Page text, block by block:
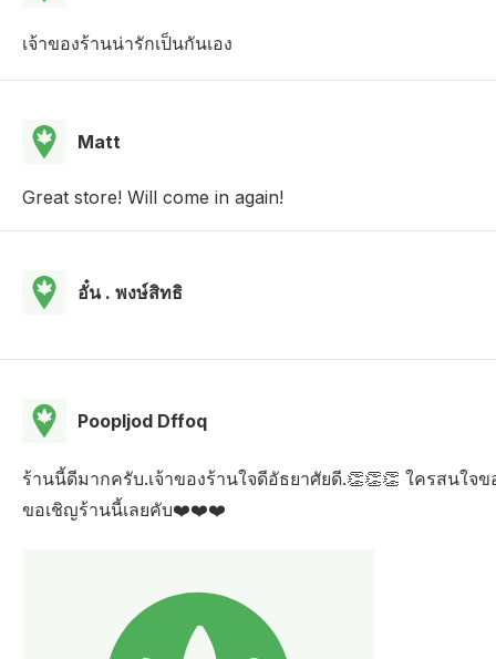
เจ้าของร้านน่ารักเป็นกันเอง
Matt
Great store! Will come in again!
อั๋น . พงษ์สิทธิ
Poopljod Dffoq
ร้านนี้ดีมากครับ.เจ้าของร้านใจดีอัธยาศัยดี.👏👏👏 ใครสนใจ
ขอเชิญร้านนี้เลยคับ❤️❤️❤️